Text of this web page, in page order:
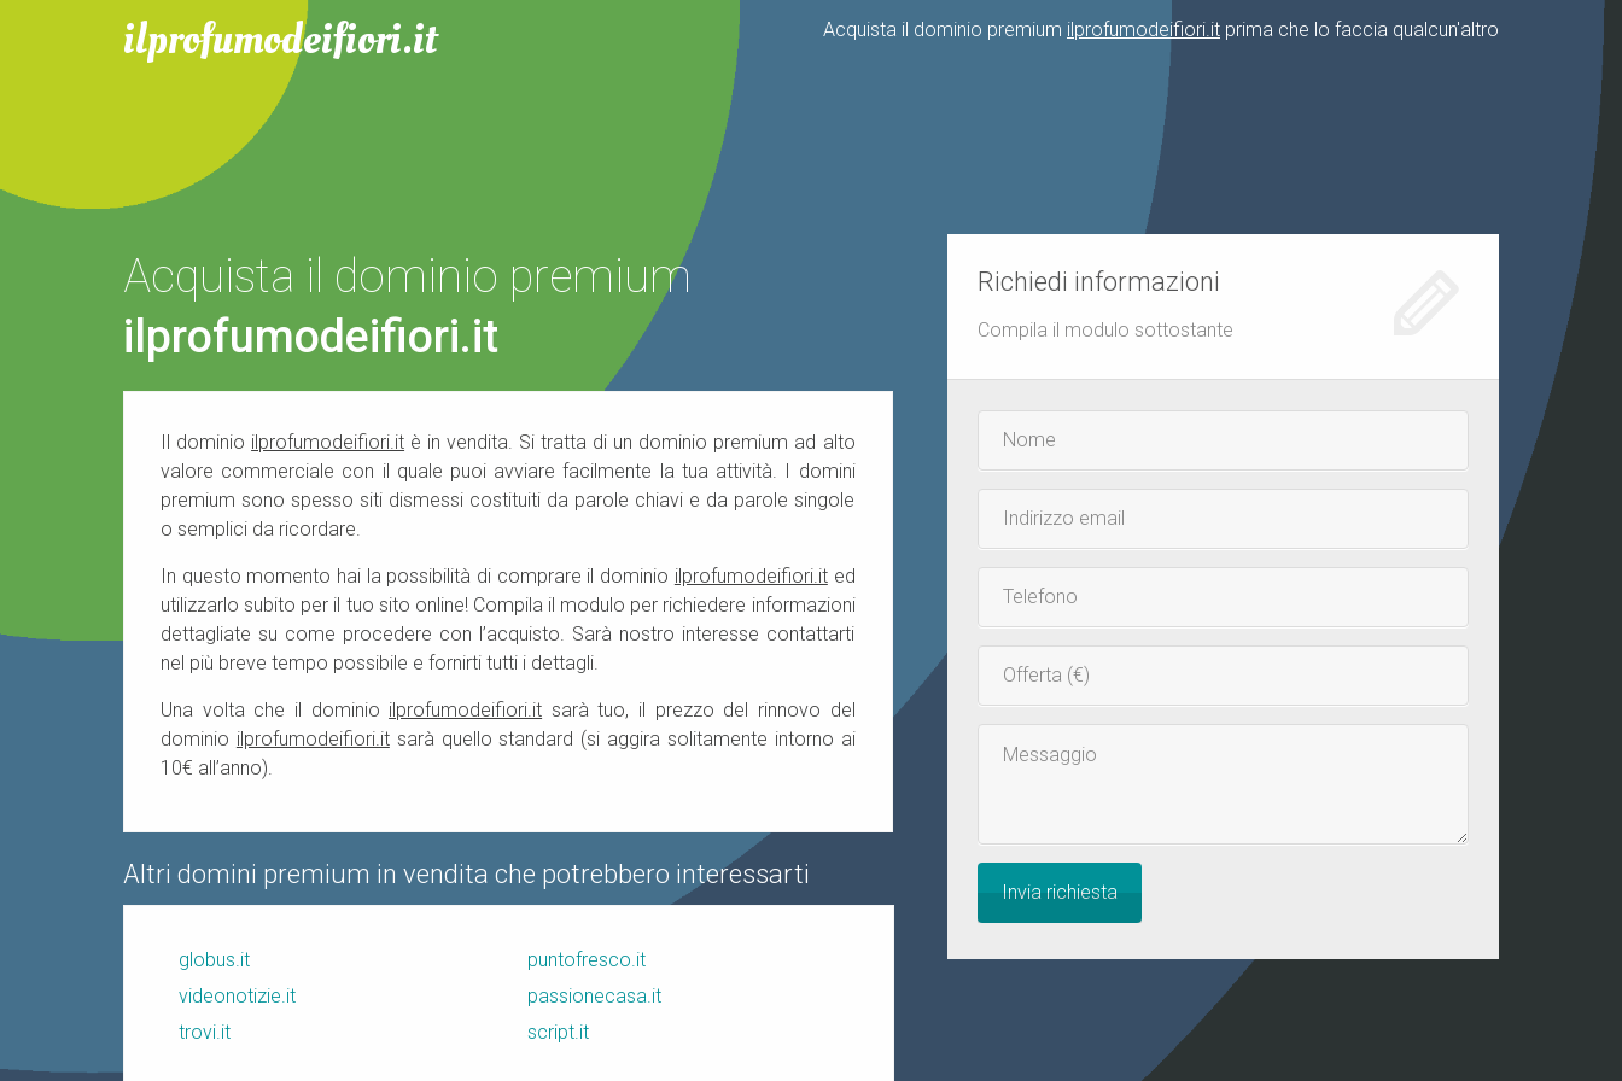
ilprofumodeifiori.it Acquista il dominio premium ilprofumodeifiori.it prima che lo faccia qualcun'altro
Acquista il dominio premium
ilprofumodeifiori.it
Il dominio ilprofumodeifiori.it è in vendita. Si tratta di un dominio premium ad alto
valore commerciale con il quale puoi avviare facilmente la tua attività. I domini
premium sono spesso siti dismessi costituiti da parole chiavi e da parole singole
o semplici da ricordare.
In questo momento hai la possibilità di comprare il dominio ilprofumodeifiori.ited
utilizzarlo subito per il tuo sito online! Compila il modulo per richiedere informazioni
dettagliate su come procedere con l’acquisto. Sarà nostro interesse contattarti
nel più breve tempo possibile e fornirti tutti i dettagli.
Una volta che il dominio ilprofumodeifiori.it sarà tuo, il prezzo del rinnovo del
dominio ilprofumodeifiori.itsarà quello standard (si aggira solitamente intorno ai
10€ all’anno).
Altri domini premium in vendita che potrebbero interessarti
globus.it
videonotizie.it
trovi.it
puntofresco.it
passionecasa.it
script.it
Richiedi informazioni
Compila il modulo sottostante
Nome
e
Email
Telefono
Inserisci
la
Invia richiesta